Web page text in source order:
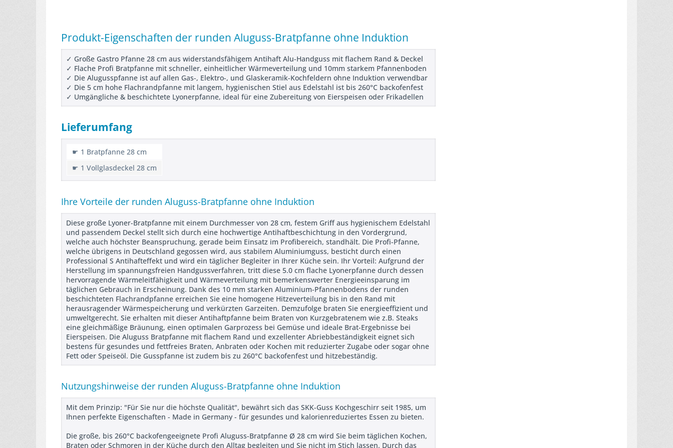
Produkt-Eigenschaften der runden Aluguss-Bratpfanne ohne Induktion
✓ Große Gastro Pfanne 28 cm aus widerstandsfähigem Antihaft Alu-Handguss mit flachem Rand & Deckel
✓ Flache Profi Bratpfanne mit schneller, einheitlicher Wärmeverteilung und 10mm starkem Pfannenboden
✓ Die Alugusspfanne ist auf allen Gas-, Elektro-, und Glaskeramik-Kochfeldern ohne Induktion verwendbar
✓ Die 5 cm hohe Flachrandpfanne mit langem, hygienischen Stiel aus Edelstahl ist bis 260°C backofenfest
✓ Umgängliche & beschichtete Lyonerpfanne, ideal für eine Zubereitung von Eierspeisen oder Frikadellen
Lieferumfang
☛ 1 Bratpfanne 28 cm
☛ 1 Vollglasdeckel 28 cm
Ihre Vorteile der runden Aluguss-Bratpfanne ohne Induktion
Diese große Lyoner-Bratpfanne mit einem Durchmesser von 28 cm, festem Griff aus hygienischem Edelstahl
und passendem Deckel stellt sich durch eine hochwertige Antihaftbeschichtung in den Vordergrund,
welche auch höchster Beanspruchung, gerade beim Einsatz im Profibereich, standhält. Die Profi-Pfanne,
welche übrigens in Deutschland gegossen wird, aus stabilem Aluminiumguss, besticht durch einen
Professional S Antihafteffekt und wird ein täglicher Begleiter in Ihrer Küche sein. Ihr Vorteil: Aufgrund der
Herstellung im spannungsfreien Handgussverfahren, tritt diese 5.0 cm flache Lyonerpfanne durch dessen
hervorragende Wärmeleitfähigkeit und Wärmeverteilung mit bemerkenswerter Energieeinsparung im
täglichen Gebrauch in Erscheinung. Dank des 10 mm starken Aluminium-Pfannenbodens der runden
beschichteten Flachrandpfanne erreichen Sie eine homogene Hitzeverteilung bis in den Rand mit
herausragender Wärmespeicherung und verkürzten Garzeiten. Demzufolge braten Sie energieeffizient und
umweltgerecht. Sie erhalten mit dieser Antihaftpfanne beim Braten von Kurzgebratenem wie z.B. Steaks
eine gleichmäßige Bräunung, einen optimalen Garprozess bei Gemüse und ideale Brat-Ergebnisse bei
Eierspeisen. Die Aluguss Bratpfanne mit flachem Rand und exzellenter Abriebbeständigkeit eignet sich
bestens für gesundes und fettfreies Braten, Anbraten oder Kochen mit reduzierter Zugabe oder sogar ohne
Fett oder Speiseöl. Die Gusspfanne ist zudem bis zu 260°C backofenfest und hitzebeständig.
Nutzungshinweise der runden Aluguss-Bratpfanne ohne Induktion
Mit dem Prinzip: "Für Sie nur die höchste Qualität", bewährt sich das SKK-Guss Kochgeschirr seit 1985, um
Ihnen perfekte Eigenschaften - Made in Germany - für gesundes und kalorienreduziertes Essen zu bieten.
Die große, bis 260°C backofengeeignete Profi Aluguss-Bratpfanne Ø 28 cm wird Sie beim täglichen Kochen,
Braten oder Schmoren in der Küche durch den Alltag begleiten und Sie nicht im Stich lassen. Durch das